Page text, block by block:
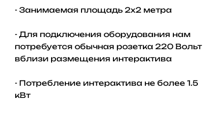
- Занимаемая площадь 2х2 метра
- Для подключения оборудования нам
потребуется обычная розетка 220 Вольт
вблизи размещения интерактива
- Потребление интерактива не более 1.5
кВт